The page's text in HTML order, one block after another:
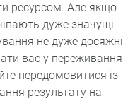
ресурсом. Але якщо
дуже значущі
не дуже досяжні
вас у переживання
передомовитися із
результату на